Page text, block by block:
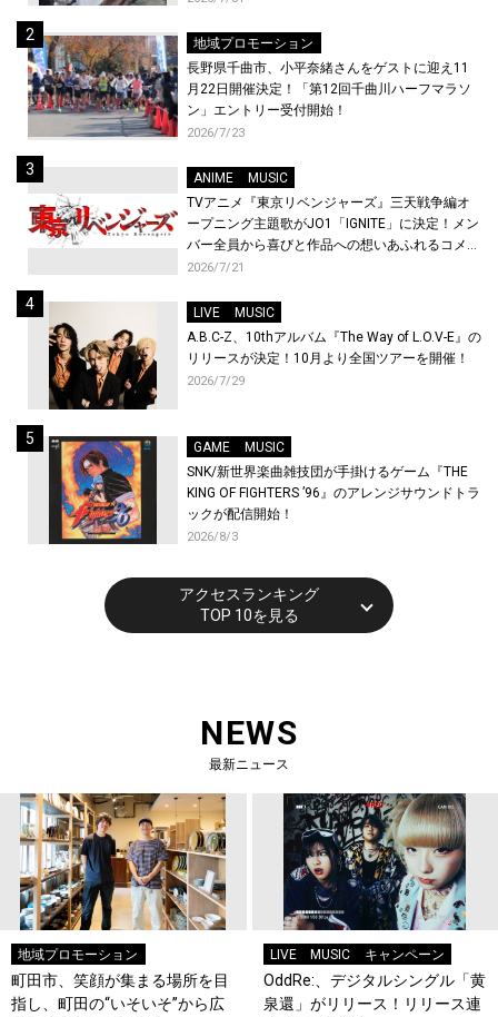
地域プロモーション
長野県千曲市、小平奈緒さんをゲストに迎え11
月22日開催決定！「第12回千曲川ハーフマラソ
ン」エントリー受付開始！
2026/7/23
ANIME
MUSIC
TVアニメ『東京リベンジャーズ』三天戦争編オ
ープニング主題歌がJO1「IGNITE」に決定！メン
バー全員から喜びと作品への想いあふれるコメン
トが到着！9月に東京・大阪で先行上映会を開
2026/7/21
LIVE
MUSIC
A.B.C-Z、10thアルバム『The Way of L.O.V-E』の
リリースが決定！10月より全国ツアーを開催！
2026/7/29
GAME
MUSIC
SNK/新世界楽曲雑技団が手掛けるゲーム『THE
KING OF FIGHTERS ’96』のアレンジサウンドトラ
ックが配信開始！
2026/8/3
アクセスランキング
TOP 10を見る
NEWS
最新ニュース
地域プロモーション
町田市、笑顔が集まる場所を目
指し、町田の“いそいそ”から広
LIVE MUSIC キャンペーン
OddRe:、デジタルシングル「黄
泉還」がリリース！リリース連